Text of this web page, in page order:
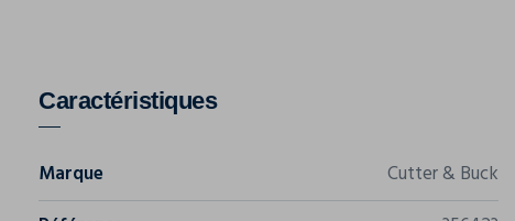
Caractéristiques
Marque
Cutter & Buck